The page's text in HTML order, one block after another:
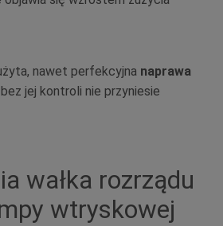
nawet perfekcyjna naprawa
bez jej kontroli nie przyniesie
wałka rozrządu
wtryskowej